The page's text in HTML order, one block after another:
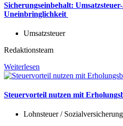
Sicherungseinbehalt:
Uneinbringlichkeit
Umsatzsteuer
Redaktionsteam
Weiterlesen
Steuervorteil nutzen mit
Lohnsteuer / Sozialversicherung